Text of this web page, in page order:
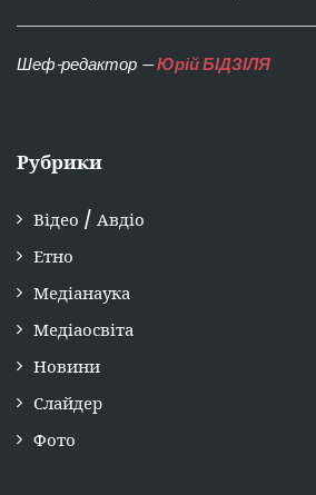
Шеф-редактор —Юрій БІДЗІЛЯ
Рубрики
Відео / Авдіо
Етно
Медіанаука
Медіаосвіта
Новини
Слайдер
Фото